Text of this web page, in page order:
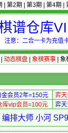
第2期 第3期 第4期
谱仓库
注意：二合一卡为充值
动态棋盘| 象棋赛事| 象
金会员2年=150元
弈
库vip会员=100元 弈
排大师 小河